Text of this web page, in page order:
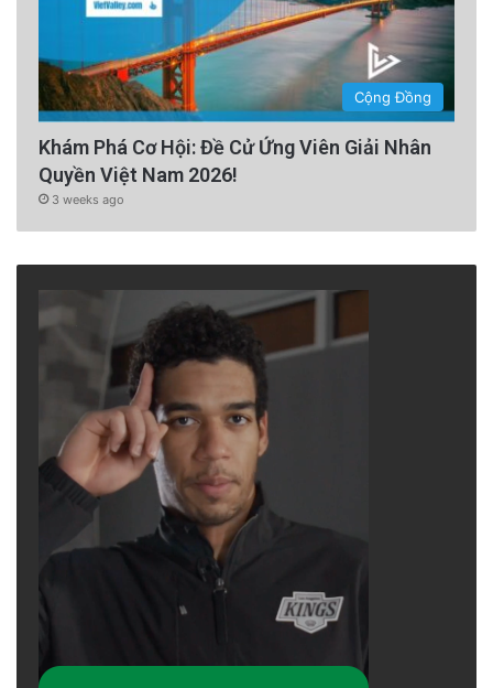
Cộng Đồng
Khám Phá Cơ Hội: Đề Cử Ứng Viên Giải Nhân
Quyền Việt Nam 2026!
3 weeks ago